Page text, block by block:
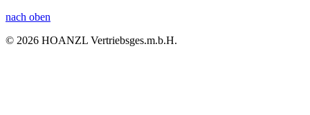
nach oben
© 2026 HOANZL Vertriebsges.m.b.H.